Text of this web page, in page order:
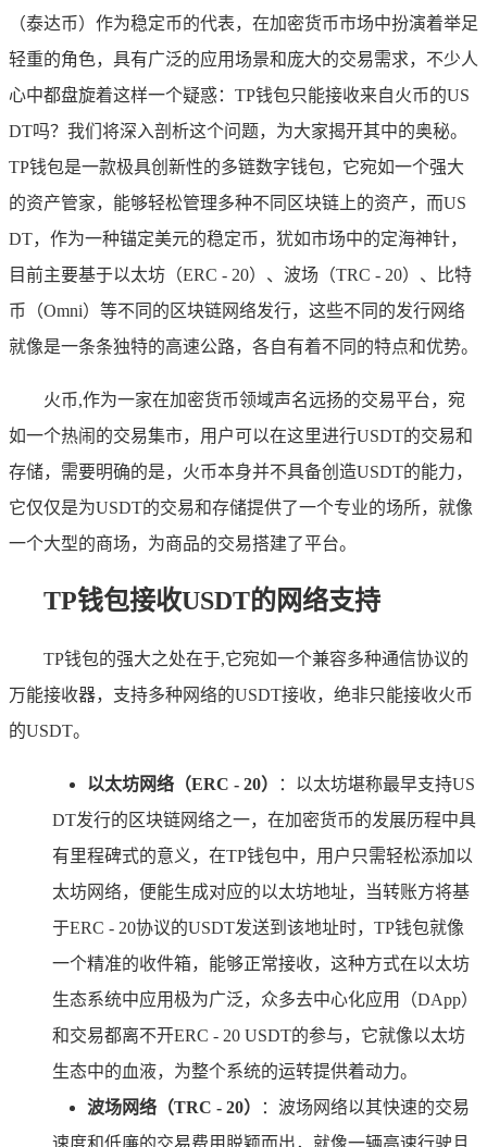
（泰达币）作为稳定币的代表，在加密货币市场中扮演着举足
轻重的角色，具有广泛的应用场景和庞大的交易需求，不少人
心中都盘旋着这样一个疑惑：TP钱包只能接收来自火币的US
DT吗？我们将深入剖析这个问题，为大家揭开其中的奥秘。
TP钱包是一款极具创新性的多链数字钱包，它宛如一个强大
的资产管家，能够轻松管理多种不同区块链上的资产，而US
DT，作为一种锚定美元的稳定币，犹如市场中的定海神针，
目前主要基于以太坊（ERC - 20）、波场（TRC - 20）、比特
币（Omni）等不同的区块链网络发行，这些不同的发行网络
就像是一条条独特的高速公路，各自有着不同的特点和优势。
火币,作为一家在加密货币领域声名远扬的交易平台，宛
如一个热闹的交易集市，用户可以在这里进行USDT的交易和
存储，需要明确的是，火币本身并不具备创造USDT的能力，
它仅仅是为USDT的交易和存储提供了一个专业的场所，就像
一个大型的商场，为商品的交易搭建了平台。
TP钱包接收USDT的网络支持
TP钱包的强大之处在于,它宛如一个兼容多种通信协议的
万能接收器，支持多种网络的USDT接收，绝非只能接收火币
的USDT。
以太坊网络（ERC - 20）
：以太坊堪称最早支持US
DT发行的区块链网络之一，在加密货币的发展历程中具
有里程碑式的意义，在TP钱包中，用户只需轻松添加以
太坊网络，便能生成对应的以太坊地址，当转账方将基
于ERC - 20协议的USDT发送到该地址时，TP钱包就像
一个精准的收件箱，能够正常接收，这种方式在以太坊
生态系统中应用极为广泛，众多去中心化应用（DApp）
和交易都离不开ERC - 20 USDT的参与，它就像以太坊
生态中的血液，为整个系统的运转提供着动力。
波场网络（TRC - 20）
：波场网络以其快速的交易
速度和低廉的交易费用脱颖而出，就像一辆高速行驶且